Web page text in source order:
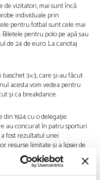
de vizitatori, mai sunt încă
individuale prin
pentru fotbal sunt cele mai
pentru polo pe apă sau
de 24 de euro. La canotaj
3×3, care și-au făcut
acesta vom vedea pentru
și ca breakdance.
1924 cu o delegație
au concurat în patru sporturi
fost rezultatul unei
resurse limitate și a lipsei de
a ocupat locul 29 în
pe medalii